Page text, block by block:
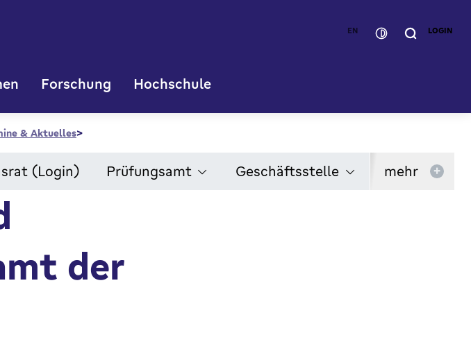
EN LOGIN
Forschung Hochschule
& Aktuelles
(Login) Prüfungsamt Geschäftsstelle mehr +
der